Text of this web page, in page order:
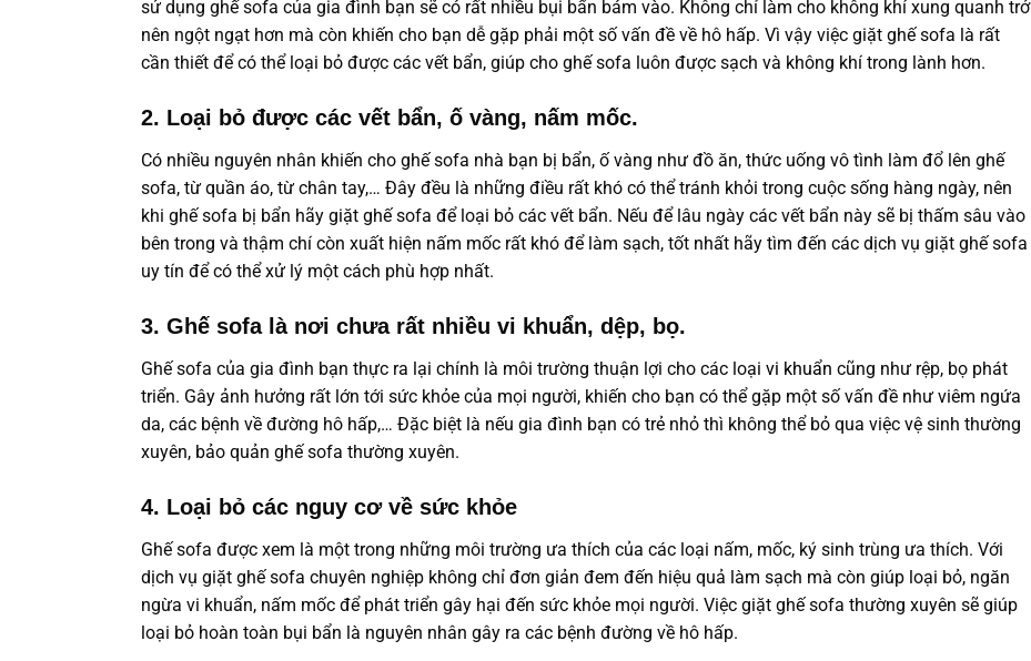
sử dụng ghế sofa của gia đình bạn sẽ có rất nhiều bụi bẩn bám vào. Không chỉ làm cho không khí xung quanh trở
nên ngột ngạt hơn mà còn khiến cho bạn dễ gặp phải một số vấn đề về hô hấp. Vì vậy việc giặt ghế sofa là rất
cần thiết để có thể loại bỏ được các vết bẩn, giúp cho ghế sofa luôn được sạch và không khí trong lành hơn.
2. Loại bỏ được các vết bẩn, ố vàng, nấm mốc.
Có nhiều nguyên nhân khiến cho ghế sofa nhà bạn bị bẩn, ố vàng như đồ ăn, thức uống vô tình làm đổ lên ghế
sofa, từ quần áo, từ chân tay,… Đây đều là những điều rất khó có thể tránh khỏi trong cuộc sống hàng ngày, nên
khi ghế sofa bị bẩn hãy giặt ghế sofa để loại bỏ các vết bẩn. Nếu để lâu ngày các vết bẩn này sẽ bị thấm sâu vào
bên trong và thậm chí còn xuất hiện nấm mốc rất khó để làm sạch, tốt nhất hãy tìm đến các dịch vụ giặt ghế sofa
uy tín để có thể xử lý một cách phù hợp nhất.
3. Ghế sofa là nơi chưa rất nhiều vi khuẩn, dệp, bọ.
Ghế sofa của gia đình bạn thực ra lại chính là môi trường thuận lợi cho các loại vi khuẩn cũng như rệp, bọ phát
triển. Gây ảnh hưởng rất lớn tới sức khỏe của mọi người, khiến cho bạn có thể gặp một số vấn đề như viêm ngứa
da, các bệnh về đường hô hấp,… Đặc biệt là nếu gia đình bạn có trẻ nhỏ thì không thể bỏ qua việc vệ sinh thường
xuyên, bảo quản ghế sofa thường xuyên.
4. Loại bỏ các nguy cơ về sức khỏe
Ghế sofa được xem là một trong những môi trường ưa thích của các loại nấm, mốc, ký sinh trùng ưa thích. Với
dịch vụ giặt ghế sofa chuyên nghiệp không chỉ đơn giản đem đến hiệu quả làm sạch mà còn giúp loại bỏ, ngăn
ngừa vi khuẩn, nấm mốc để phát triển gây hại đến sức khỏe mọi người. Việc giặt ghế sofa thường xuyên sẽ giúp
loại bỏ hoàn toàn bụi bẩn là nguyên nhân gây ra các bệnh đường về hô hấp.